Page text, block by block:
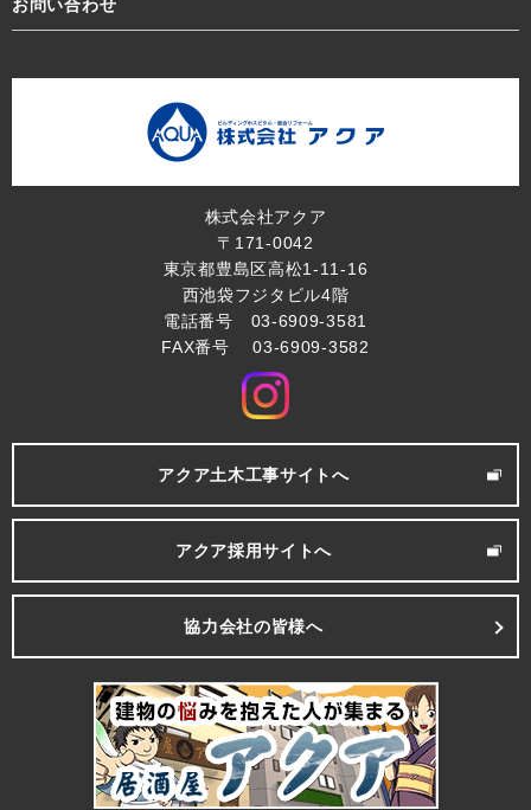
お問い合わせ
株式会社アクア
〒171-0042
東京都豊島区高松1-11-16
西池袋フジタビル4階
電話番号 03-6909-3581
FAX番号 03-6909-3582
アクア土木工事サイトへ
アクア採用サイトへ
協力会社の皆様へ